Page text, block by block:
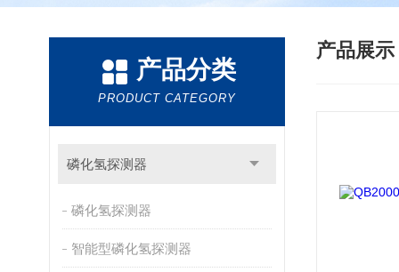
产品分类
PRODUCT CATEGORY
磷化氢探测器
磷化氢探测器
智能型磷化氢探测器
产品展示